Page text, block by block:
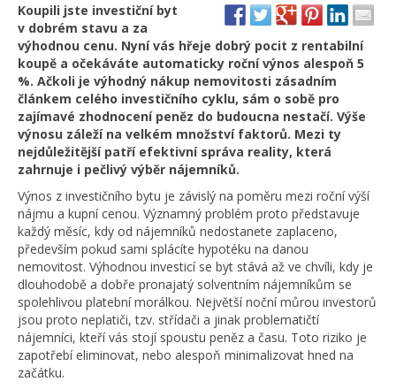
Koupili jste investiční byt
v dobrém stavu a za
výhodnou cenu. Nyní vás hřeje dobrý pocit z rentabilní
koupě a očekáváte automaticky roční výnos alespoň 5
%. Ačkoli je výhodný nákup nemovitosti zásadním
článkem celého investičního cyklu, sám o sobě pro
zajímavé zhodnocení peněz do budoucna nestačí. Výše
výnosu záleží na velkém množství faktorů. Mezi ty
nejdůležitější patří efektivní správa reality, která
zahrnuje i pečlivý výběr nájemníků.
Výnos z investičního bytu je závislý na poměru mezi roční výší
nájmu a kupní cenou. Významný problém proto představuje
každý měsíc, kdy od nájemníků nedostanete zaplaceno,
především pokud sami splácíte hypotéku na danou
nemovitost. Výhodnou investicí se byt stává až ve chvíli, kdy je
dlouhodobě a dobře pronajatý solventním nájemníkům se
spolehlivou platební morálkou. Největší noční můrou investorů
jsou proto neplatiči, tzv. střídači a jinak problematičtí
nájemníci, kteří vás stojí spoustu peněz a času. Toto riziko je
zapotřebí eliminovat, nebo alespoň minimalizovat hned na
začátku.